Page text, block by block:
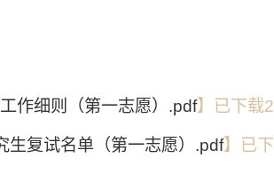
作细则（第一志愿）.pdf】已下载
生复试名单（第一志愿）.pdf】已